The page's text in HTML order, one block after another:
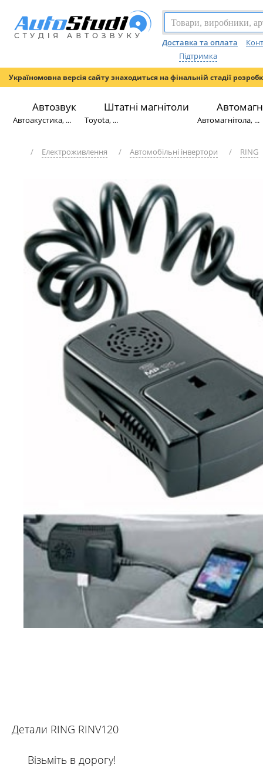
Доставка та оплата
Підтримка
Україномовна версія сайту знаходиться на фінальній стадії
Автозвук
Автоакустика, ...
Штатні магнітоли
Toyota, ... Автомагнітола, ...
/ Електроживлення / Автомобільні інвертори / RING
Детали RING RINV120
Візьміть в дорогу!